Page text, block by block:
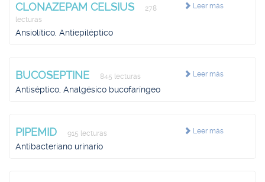
Leer más
CLONAZEPAM CELSIUS
278
lecturas
Ansiolítico, Antiepiléptico
Leer más
BUCOSEPTINE 845 lecturas
Antiséptico, Analgésico bucofaríngeo
Leer más
PIPEMID 915 lecturas
Antibacteriano urinario